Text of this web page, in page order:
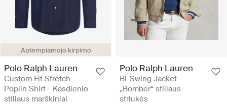
Aptempiamojo kirpimo
Polo Ralph Lauren
Custom Fit Stretch
Poplin Shirt - Kasdienio
stiliaus marškiniai
Polo Ralph Lauren
Bi-Swing Jacket -
„Bomber“ stiliaus
striukės